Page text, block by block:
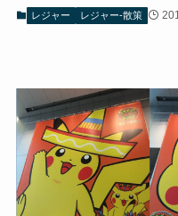
レジャー レジャー-散策